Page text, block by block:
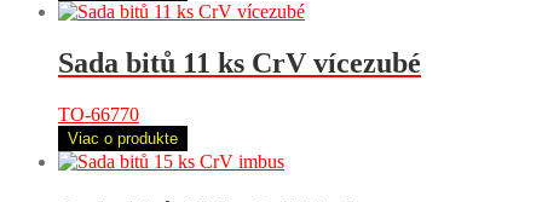
Sada bitů 11 ks CrV vícezubé
TO-66770
Viac o produkte